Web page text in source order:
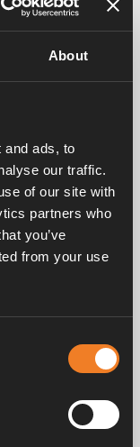
About
and ads, to
our traffic.
of our site with
partners who
you’ve
from your use